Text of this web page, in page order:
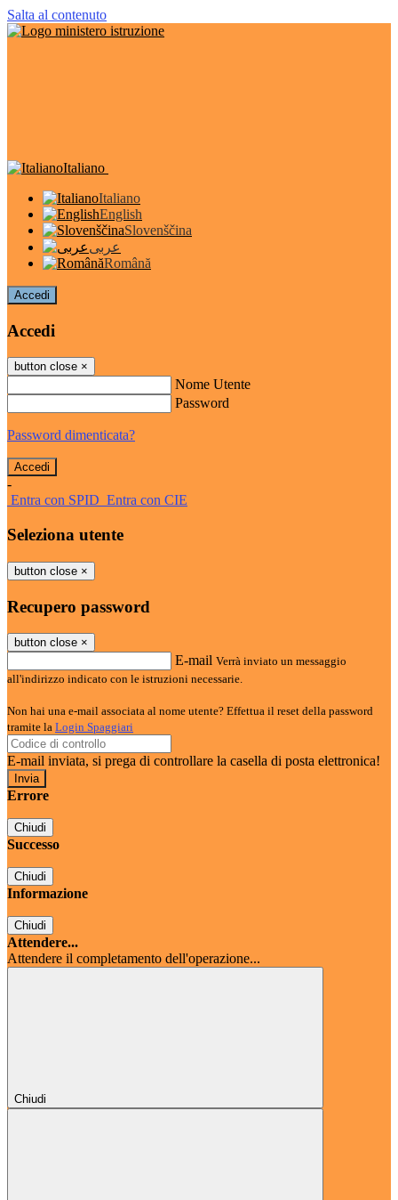
Salta al contenuto
Italiano
Italiano
English
Slovenščina
عربى
Română
Accedi
Accedi
button close ×
Nome Utente
Password
Password dimenticata?
-
Entra con SPID Entra con CIE
Seleziona utente
button close ×
Recupero password
button close ×
E-mail Verrà inviato un messaggio
all'indirizzo indicato con le istruzioni necessarie.
Non hai una e-mail associata al nome utente? Effettua il reset della password
tramite la Login Spaggiari
E-mail inviata, si prega di controllare la casella di posta elettronica!
Errore
Chiudi
Successo
Chiudi
Informazione
Chiudi
Attendere...
Attendere il completamento dell'operazione...
Chiudi